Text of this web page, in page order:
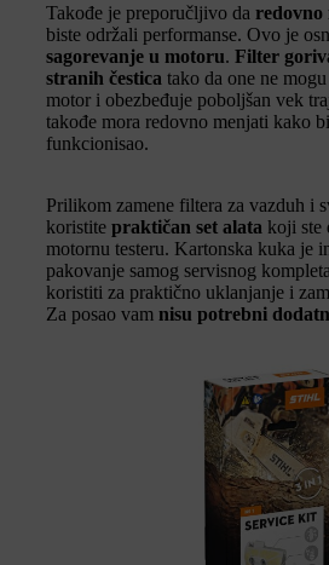
Takođe je preporučljivo da redovno
biste održali performanse. Ovo je
sagorevanje u motoru. Filter
stranih čestica tako da one ne
motor i obezbeđuje poboljšan vek
takođe mora redovno menjati kako
funkcionisao.
Prilikom zamene filtera za vazduh i
koristite praktičan set alata koji ste
motornu testeru. Kartonska kuka je
pakovanje samog servisnog
koristiti za praktično uklanjanje i
Za posao vam nisu potrebni